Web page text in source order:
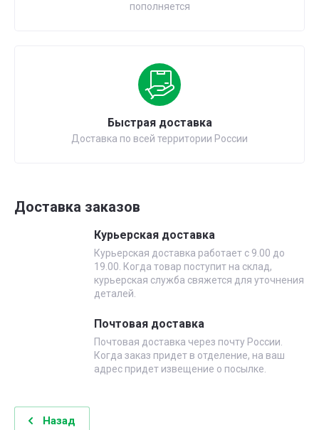
пополняется
Быстрая доставка
Доставка по всей территории России
Доставка заказов
Курьерская доставка
Курьерская доставка работает с 9.00 до
19.00. Когда товар поступит на склад,
курьерская служба свяжется для уточнения
деталей.
Почтовая доставка
Почтовая доставка через почту России.
Когда заказ придет в отделение, на ваш
адрес придет извещение о посылке.
Назад